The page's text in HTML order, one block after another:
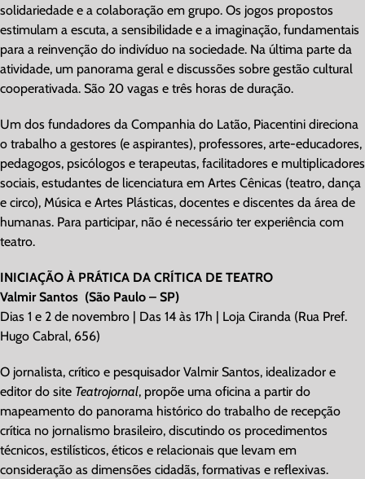
solidariedade e a colaboração em grupo. Os jogos propostos
estimulam a escuta, a sensibilidade e a imaginação, fundamentais
para a reinvenção do indivíduo na sociedade. Na última parte da
atividade, um panorama geral e discussões sobre gestão cultural
cooperativada. São 20 vagas e três horas de duração.
Um dos fundadores da Companhia do Latão, Piacentini direciona
o trabalho a gestores (e aspirantes), professores, arte-educadores,
pedagogos, psicólogos e terapeutas, facilitadores e multiplicadores
sociais, estudantes de licenciatura em Artes Cênicas (teatro, dança
e circo), Música e Artes Plásticas, docentes e discentes da área de
humanas. Para participar, não é necessário ter experiência com
teatro.
INICIAÇÃO À PRÁTICA DA CRÍTICA DE TEATRO
Valmir Santos (São Paulo – SP)
Dias 1 e 2 de novembro | Das 14 às 17h | Loja Ciranda (Rua Pref.
Hugo Cabral, 656)
O jornalista, crítico e pesquisador Valmir Santos, idealizador e
editor do site Teatrojornal, propõe uma oficina a partir do
mapeamento do panorama histórico do trabalho de recepção
crítica no jornalismo brasileiro, discutindo os procedimentos
técnicos, estilísticos, éticos e relacionais que levam em
consideração as dimensões cidadãs, formativas e reflexivas.